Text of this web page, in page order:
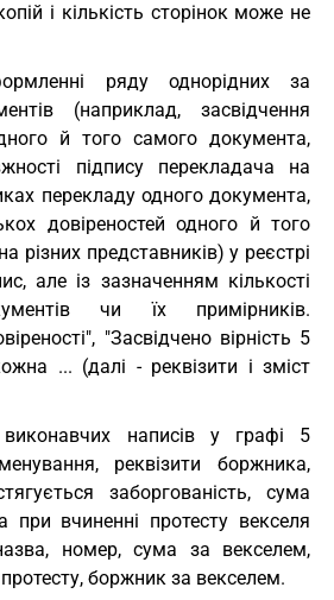
і кількість сторінок може не
ряду однорідних за
(наприклад, засвідчення
й того самого документа,
підпису перекладача на
перекладу одного документа,
довіреностей одного й того
різних представників) у реєстрі
але із зазначенням кількості
чи їх примірників.
"Засвідчено вірність 5
... (далі - реквізити і зміст
написів у графі 5
реквізити боржника,
заборгованість, сума
при вчиненні протесту векселя
номер, сума за векселем,
боржник за векселем.